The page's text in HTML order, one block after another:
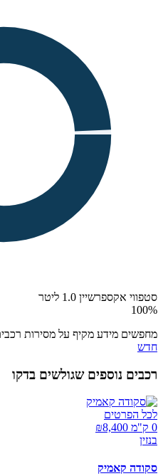
סטפווי אקספרשיין 1.0 ליטר
100%
מחפשים מידע מקיף על מסירות
חדש
רכבים נוספים שגולשים בדקו
לכל הפרטים
0 ק"מ ₪
8,400
בנזין
סקודה קאמיק